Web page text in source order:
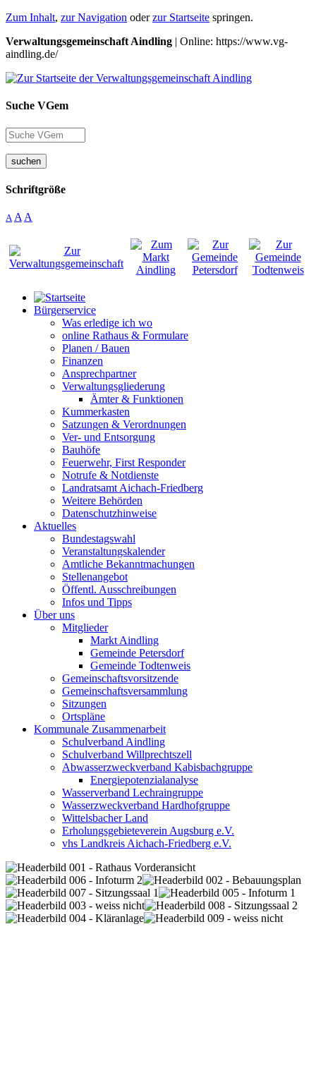
Zum Inhalt, zur Navigation oderzur Startseite springen.
Verwaltungsgemeinschaft Aindling | Online: https://www.vg-
aindling.de/
Suche VGem
suchen
Schriftgröße
A A A
Bürgerservice
Was erledige ich wo
online Rathaus & Formulare
Planen / Bauen
Finanzen
Ansprechpartner
Verwaltungsgliederung
Ämter & Funktionen
Kummerkasten
Satzungen & Verordnungen
Ver- und Entsorgung
Bauhöfe
Feuerwehr, First Responder
Notrufe & Notdienste
Landratsamt Aichach-Friedberg
Weitere Behörden
Datenschutzhinweise
Aktuelles
Bundestagswahl
Veranstaltungskalender
Amtliche Bekanntmachungen
Stellenangebot
Öffentl. Ausschreibungen
Infos und Tipps
Über uns
Mitglieder
Markt Aindling
Gemeinde Petersdorf
Gemeinde Todtenweis
Gemeinschaftsvorsitzende
Gemeinschaftsversammlung
Sitzungen
Ortspläne
Kommunale Zusammenarbeit
Schulverband Aindling
Schulverband Willprechtszell
Abwasserzweckverband Kabisbachgruppe
Energiepotenzialanalyse
Wasserverband Lechraingruppe
Wasserzweckverband Hardhofgruppe
Wittelsbacher Land
Erholungsgebieteverein Augsburg e.V.
vhs Landkreis Aichach-Friedberg e.V.